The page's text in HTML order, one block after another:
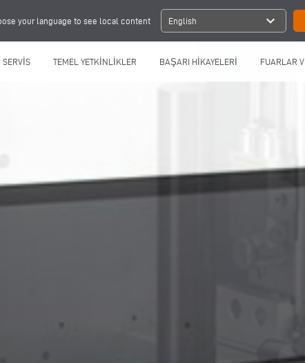
your language to see local content English expand_more
SERVİS TEMEL YETKİNLİKLER BAŞARI HİKAYELERİ FUARLAR